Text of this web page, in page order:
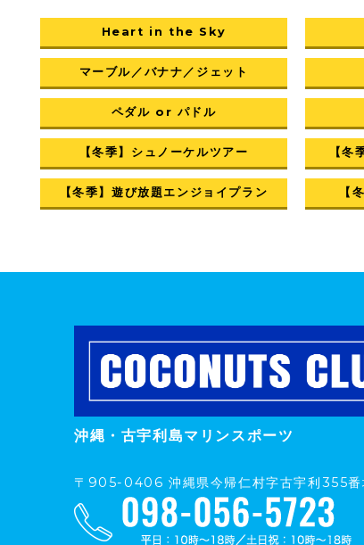
Heart in the Sky
マーブル／バナナ／ジェット
ペダル or パドル
【冬季】シュノーケルツアー 【冬
【冬季】遊び放題エンジョイプラン 【
沖縄・古宇利島マリンスポーツ
〒905-0406 沖縄県今帰仁村字古宇利355番